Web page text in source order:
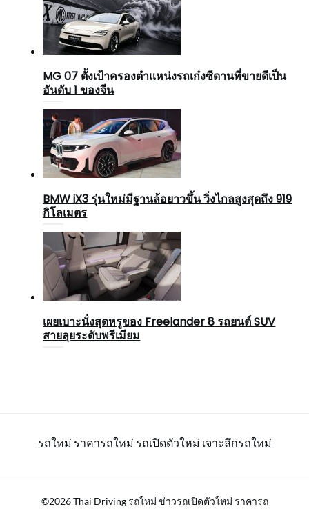
MG 07 ตั้งเป้าครองตำแหน่งรถเก๋งซีดานที่ขายดีเป็น
อันดับ 1 ของจีน
BMW iX3 รุ่นใหม่มีฐานล้อยาวขึ้น วิ่งไกลสูงสุดถึง 919
กิโลเมตร
เผยเบาะนั่งสุดหรูของ Freelander 8 รถยนต์ SUV
สายลุยระดับพรีเมียม
รถใหม่ ราคารถใหม่ รถเปิดตัวใหม่ เจาะลึกรถใหม่
©2026 Thai Driving รถใหม่ ข่าวรถเปิดตัวใหม่ ราคารถ